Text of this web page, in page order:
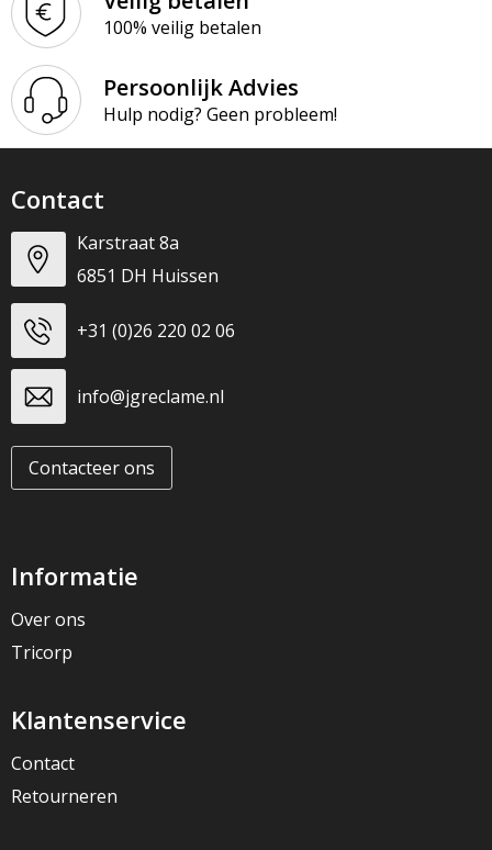
100% veilig betalen
Persoonlijk Advies
Hulp nodig? Geen probleem!
Contact
Karstraat 8a
6851 DH Huissen
+31 (0)26 220 02 06
info@jgreclame.nl
Contacteer ons
Informatie
Over ons
Tricorp
Klantenservice
Contact
Retourneren